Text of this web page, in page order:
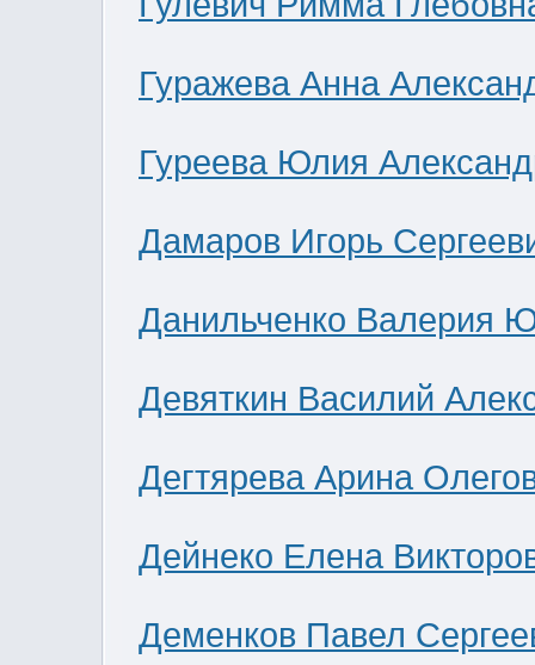
Гуражева Анна
Гуреева Юлия
Дамаров Игорь
Данильченко Валерия
Девяткин Василий
Дегтярева Арина
Дейнеко Елена
Деменков Павел